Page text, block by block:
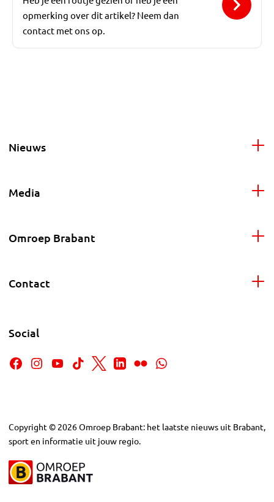
opmerking over dit artikel? Neem dan
contact met ons op.
Nieuws
Media
Omroep Brabant
Contact
Social
Copyright © 2026Omroep Brabant: het laatste nieuws uit Brabant,
sport en informatie uit jouw regio.